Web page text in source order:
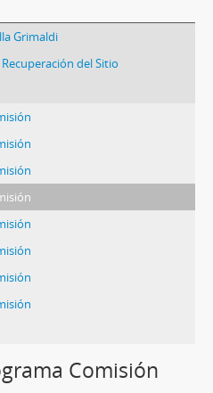
Grimaldi
del Sitio
Comisión